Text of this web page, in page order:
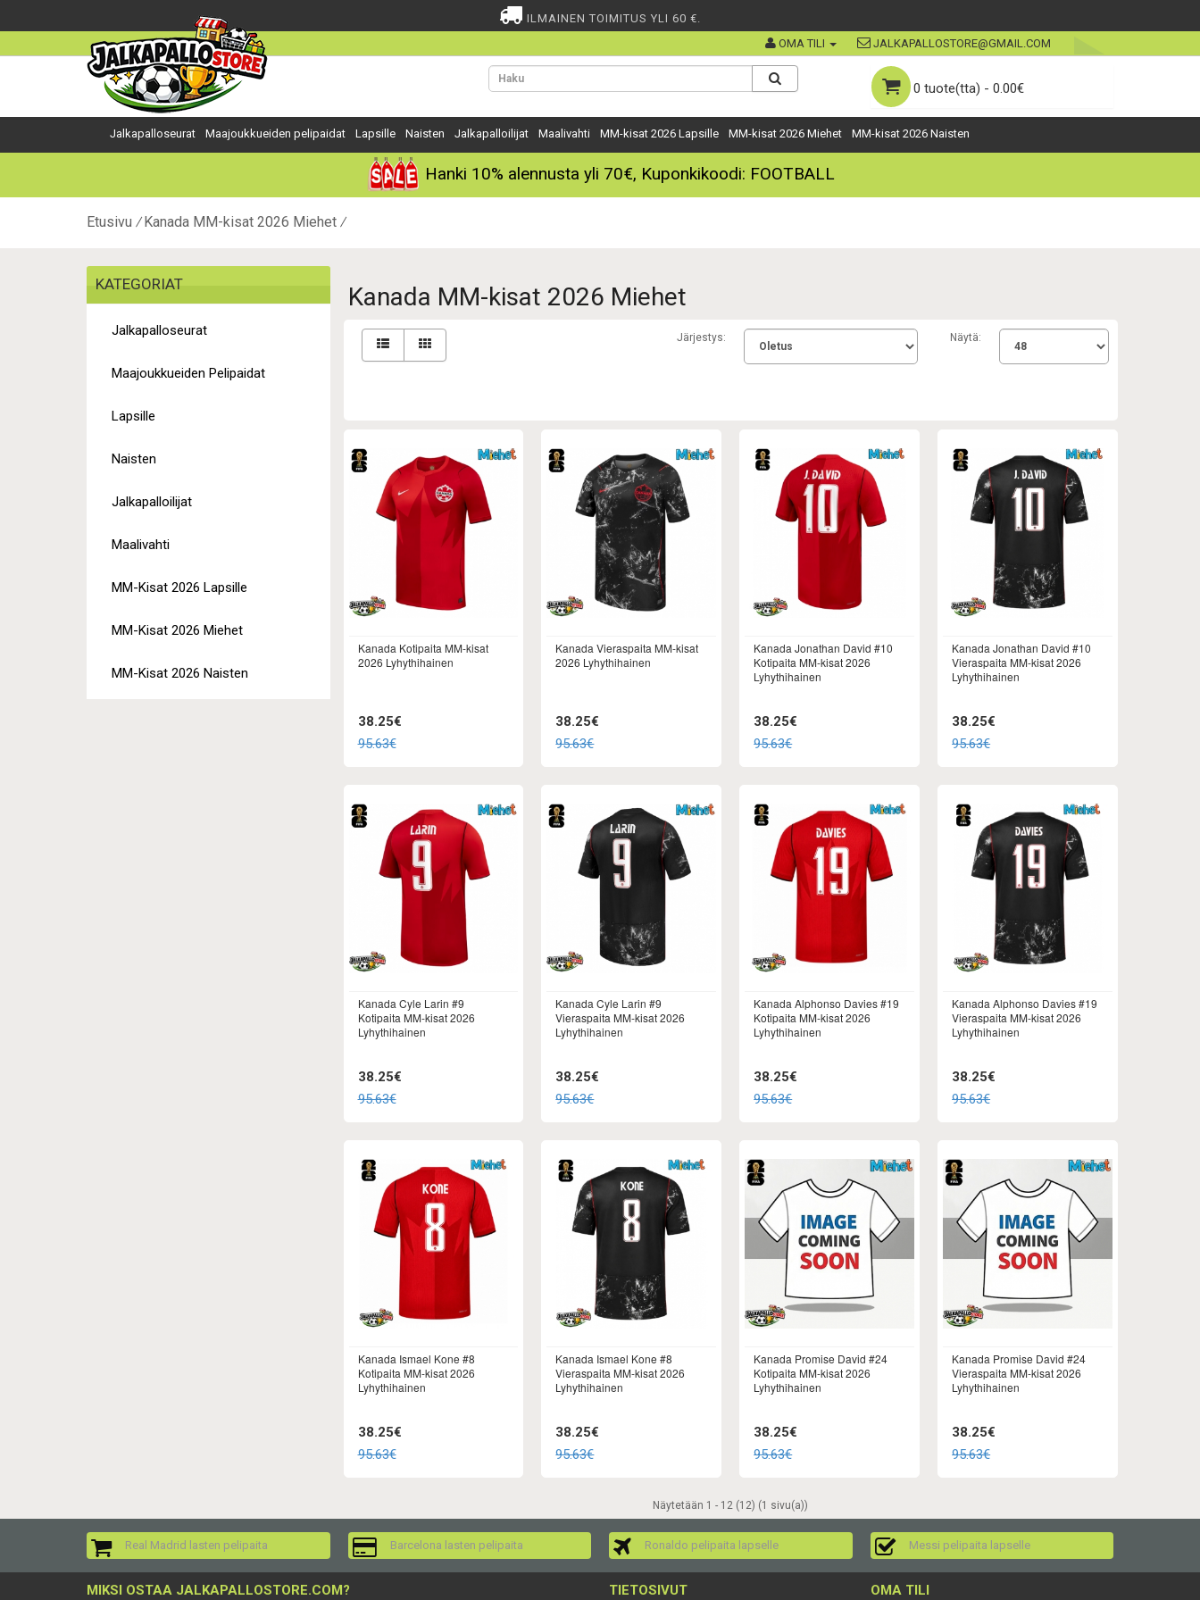
ILMAINEN TOIMITUS YLI 60 €.
OMA TILI
JALKAPALLOSTORE@GMAIL.COM
0 tuote(tta) - 0.00€
Jalkapalloseurat Maajoukkueiden pelipaidat Lapsille Naisten Jalkapalloilijat Maalivahti MM-kisat 2026 Lapsille MM-kisat 2026 Miehet MM-kisat 2026 Naisten
Hanki 10% alennusta yli 70€, Kuponkikoodi: FOOTBALL
Etusivu Kanada MM-kisat 2026 Miehet
KATEGORIAT
Jalkapalloseurat
Maajoukkueiden Pelipaidat
Lapsille
Naisten
Jalkapalloilijat
Maalivahti
MM-Kisat 2026 Lapsille
MM-Kisat 2026 Miehet
MM-Kisat 2026 Naisten
Kanada MM-kisat 2026 Miehet
Järjestys: Näytä:
Kanada Kotipaita MM-kisat
2026 Lyhythihainen
38.25€
95.63€
Kanada Vieraspaita MM-kisat
2026 Lyhythihainen
38.25€
95.63€
Kanada Jonathan David #10
Kotipaita MM-kisat 2026
Lyhythihainen
38.25€
95.63€
Kanada Jonathan David #10
Vieraspaita MM-kisat 2026
Lyhythihainen
38.25€
95.63€
Kanada Cyle Larin #9
Kotipaita MM-kisat 2026
Lyhythihainen
38.25€
95.63€
Kanada Cyle Larin #9
Vieraspaita MM-kisat 2026
Lyhythihainen
38.25€
95.63€
Kanada Alphonso Davies #19
Kotipaita MM-kisat 2026
Lyhythihainen
38.25€
95.63€
Kanada Alphonso Davies #19
Vieraspaita MM-kisat 2026
Lyhythihainen
38.25€
95.63€
Kanada Ismael Kone #8
Kotipaita MM-kisat 2026
Lyhythihainen
38.25€
95.63€
Kanada Ismael Kone #8
Vieraspaita MM-kisat 2026
Lyhythihainen
38.25€
95.63€
Kanada Promise David #24
Kotipaita MM-kisat 2026
Lyhythihainen
38.25€
95.63€
Kanada Promise David #24
Vieraspaita MM-kisat 2026
Lyhythihainen
38.25€
95.63€
Näytetään 1 - 12 (12) (1 sivu(a))
Real Madrid lasten pelipaita Barcelona lasten pelipaita Ronaldo pelipaita lapselle Messi pelipaita lapselle
MIKSI OSTAA JALKAPALLOSTORE.COM? TIETOSIVUT OMA TILI